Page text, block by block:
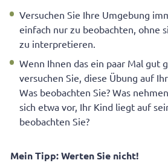
Versuchen Sie Ihre Umgebung
einfach nur zu beobachten, ohne
zu interpretieren.
Wenn Ihnen das ein paar Mal gut
versuchen Sie, diese Übung auf
Was beobachten Sie? Was
sich etwa vor, Ihr Kind liegt auf
beobachten Sie?
Mein Tipp: Werten Sie nicht!